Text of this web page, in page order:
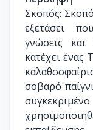
Σκοπός:
εξετάσει
γνώσεις και
κατέχει ένας
σοβαρό